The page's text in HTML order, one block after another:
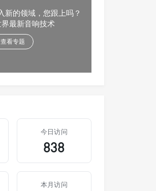
新的领域，您跟上吗？
最新音响技术
查看专题
今日访问
838
本月访问